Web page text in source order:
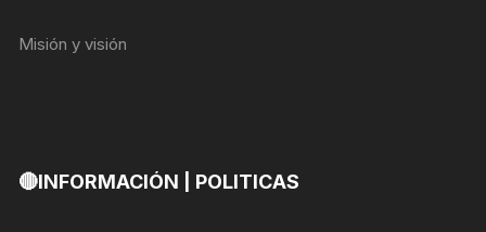
Misión y visión
🔴INFORMACIÓN | POLITICAS